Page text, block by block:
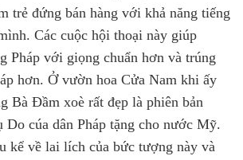
trẻ đứng bán hàng với khả năng tiếng
Các cuộc hội thoại này giúp
Pháp với giọng chuẩn hơn và trúng
hơn. Ở vườn hoa Cửa Nam khi ấy
Bà Đầm xoè rất đẹp là phiên bản
cúa dân Pháp tặng cho nước Mỹ.
kể về lai lích của bức tượng này và